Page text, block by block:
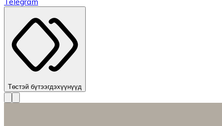
Төстэй бүтээгдэхүүнүүд